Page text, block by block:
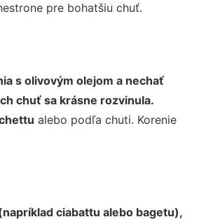
pre bohatšiu chuť.
s olivovým olejom a nechať
chuť sa krásne rozvinula.
alebo podľa chuti. Korenie
ciabattu alebo bagetu),